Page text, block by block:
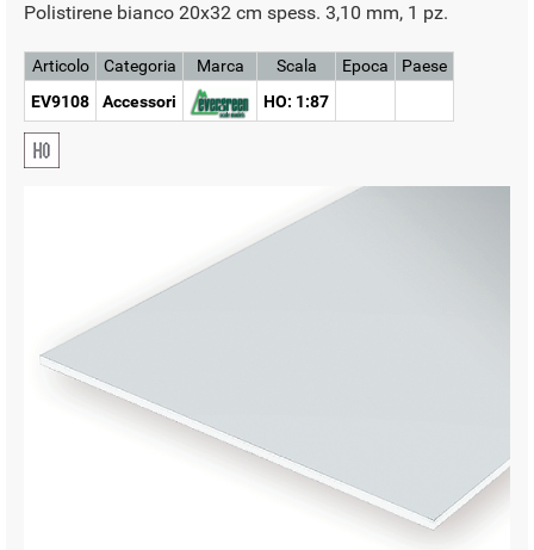
Polistirene bianco 20x32 cm spess. 3,10 mm, 1 pz.
Articolo
EV9108
Categoria
Accessori
Marca
Scala
HO: 1:87
Epoca Paese